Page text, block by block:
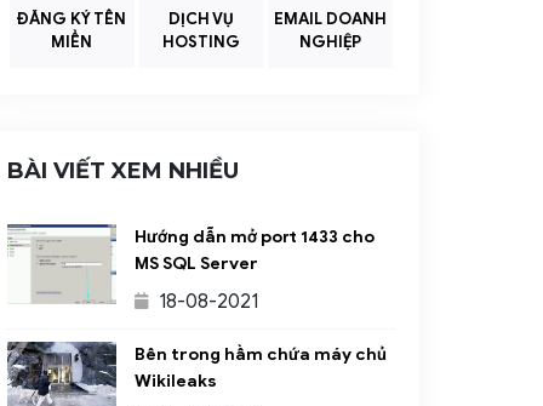
ĐĂNG KÝ TÊN
MIỀN
DỊCH VỤ
HOSTING
EMAIL DOANH
NGHIỆP
BÀI VIẾT XEM NHIỀU
Hướng dẫn mở port 1433 cho
MS SQL Server
18-08-2021
Bên trong hầm chứa máy chủ
Wikileaks